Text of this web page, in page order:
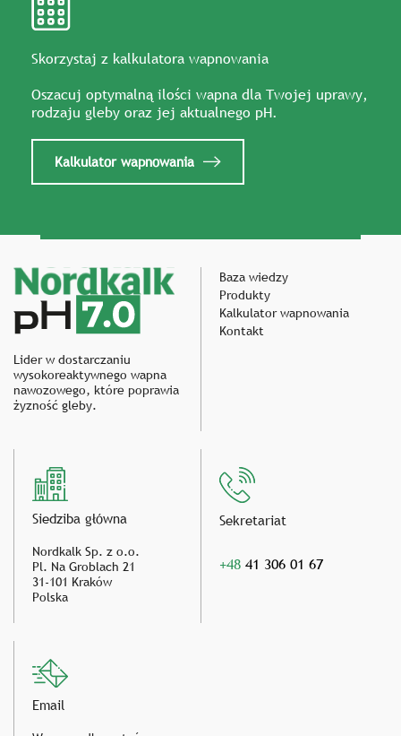
Skorzystaj z kalkulatora wapnowania
Oszacuj optymalną ilości wapna dla Twojej uprawy,
rodzaju gleby oraz jej aktualnego pH.
Kalkulator wapnowania
Lider w dostarczaniu
wysokoreaktywnego wapna
nawozowego, które poprawia
żyzność gleby.
Baza wiedzy
Produkty
Kalkulator wapnowania
Kontakt
Siedziba główna
Nordkalk Sp. z o.o.
Pl. Na Groblach 21
31-101 Kraków
Polska
Sekretariat
+48 41 306 01 67
Email